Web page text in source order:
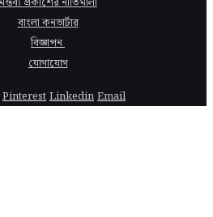
বাংলা কনভার্টার
বিজ্ঞাপন
যোগাযোগ
PinterestLinkedinEmail